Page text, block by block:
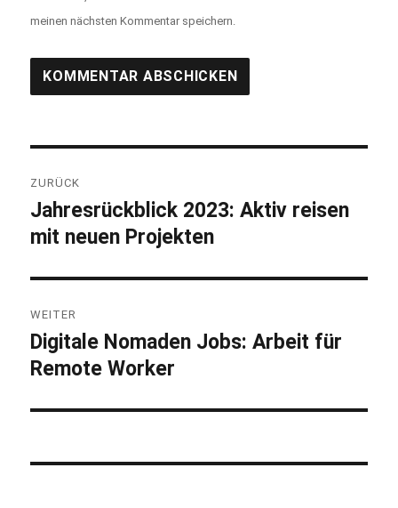
meinen nächsten Kommentar speichern.
ZURÜCK
Vorheriger
Beitrag:
Jahresrückblick 2023: Aktiv reisen
mit neuen Projekten
WEITER
Nächster
Beitrag:
Digitale Nomaden Jobs: Arbeit für
Remote Worker